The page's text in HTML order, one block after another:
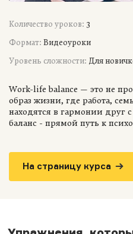
Количество уроков: 3
Формат: Видеоуроки
Уровень сложности: Для
Work-life balance — это не
образ жизни, где работа,
находятся в гармонии друг
баланс - прямой путь к
На страницу курса